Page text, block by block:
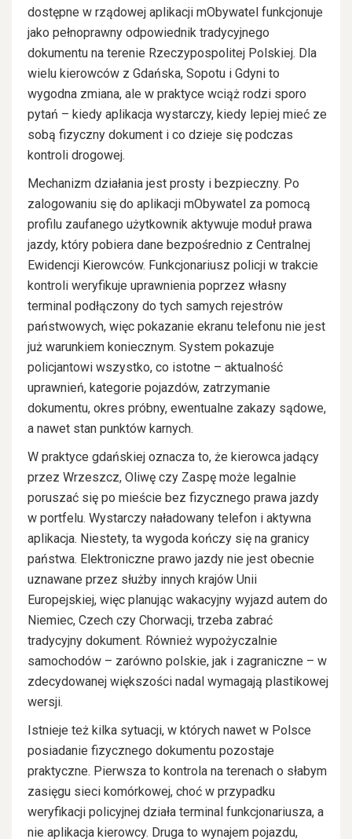
dostępne w rządowej aplikacji mObywatel funkcjonuje
jako pełnoprawny odpowiednik tradycyjnego
dokumentu na terenie Rzeczypospolitej Polskiej. Dla
wielu kierowców z Gdańska, Sopotu i Gdyni to
wygodna zmiana, ale w praktyce wciąż rodzi sporo
pytań – kiedy aplikacja wystarczy, kiedy lepiej mieć ze
sobą fizyczny dokument i co dzieje się podczas
kontroli drogowej.
Mechanizm działania jest prosty i bezpieczny. Po
zalogowaniu się do aplikacji mObywatel za pomocą
profilu zaufanego użytkownik aktywuje moduł prawa
jazdy, który pobiera dane bezpośrednio z Centralnej
Ewidencji Kierowców. Funkcjonariusz policji w trakcie
kontroli weryfikuje uprawnienia poprzez własny
terminal podłączony do tych samych rejestrów
państwowych, więc pokazanie ekranu telefonu nie jest
już warunkiem koniecznym. System pokazuje
policjantowi wszystko, co istotne – aktualność
uprawnień, kategorie pojazdów, zatrzymanie
dokumentu, okres próbny, ewentualne zakazy sądowe,
a nawet stan punktów karnych.
W praktyce gdańskiej oznacza to, że kierowca jadący
przez Wrzeszcz, Oliwę czy Zaspę może legalnie
poruszać się po mieście bez fizycznego prawa jazdy
w portfelu. Wystarczy naładowany telefon i aktywna
aplikacja. Niestety, ta wygoda kończy się na granicy
państwa. Elektroniczne prawo jazdy nie jest obecnie
uznawane przez służby innych krajów Unii
Europejskiej, więc planując wakacyjny wyjazd autem do
Niemiec, Czech czy Chorwacji, trzeba zabrać
tradycyjny dokument. Również wypożyczalnie
samochodów – zarówno polskie, jak i zagraniczne – w
zdecydowanej większości nadal wymagają plastikowej
wersji.
Istnieje też kilka sytuacji, w których nawet w Polsce
posiadanie fizycznego dokumentu pozostaje
praktyczne. Pierwsza to kontrola na terenach o słabym
zasięgu sieci komórkowej, choć w przypadku
weryfikacji policyjnej działa terminal funkcjonariusza, a
nie aplikacja kierowcy. Druga to wynajem pojazdu,